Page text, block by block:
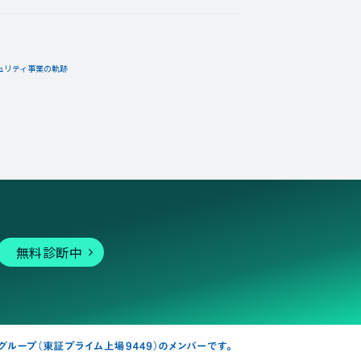
リティ事業の軌跡
無料診断中